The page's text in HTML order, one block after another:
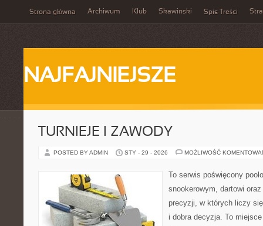
Strona główna Archiwum Klub Skawinski Spis Treści
NAJFAJNIEJSZE
TURNIEJE I ZAWODY
POSTED BY ADMIN STY - 29 - 2026 MOŻLIWOŚĆ
To serwis poświęcony
snookerowym, dartowi
precyzji, w których liczy
i dobra decyzja. To